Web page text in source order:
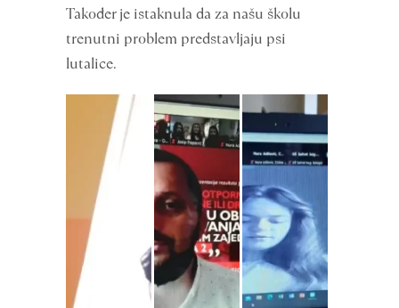
Također je istaknula da za našu školu
trenutni problem predstavljaju psi
lutalice.